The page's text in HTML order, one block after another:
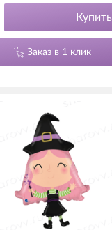
Купить
Заказ в 1 клик